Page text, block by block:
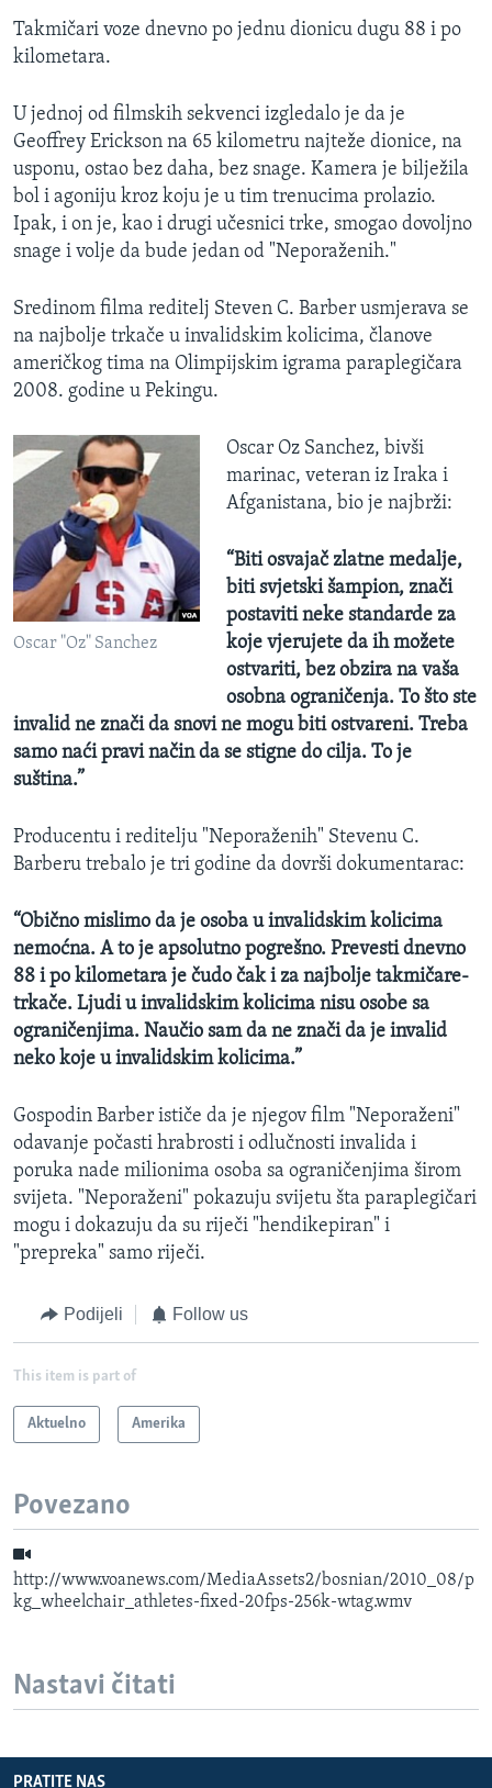
Takmičari voze dnevno po jednu dionicu dugu 88 i po
kilometara.
U jednoj od filmskih sekvenci izgledalo je da je
Geoffrey Erickson na 65 kilometru najteže dionice, na
usponu, ostao bez daha, bez snage. Kamera je bilježila
bol i agoniju kroz koju je u tim trenucima prolazio.
Ipak, i on je, kao i drugi učesnici trke, smogao dovoljno
snage i volje da bude jedan od "Neporaženih."
Sredinom filma reditelj Steven C. Barber usmjerava se
na najbolje trkače u invalidskim kolicima, članove
američkog tima na Olimpijskim igrama paraplegičara
2008. godine u Pekingu.
Oscar "Oz" Sanchez
Oscar Oz Sanchez, bivši
marinac, veteran iz Iraka i
Afganistana, bio je najbrži:
“Biti osvajač zlatne medalje,
biti svjetski šampion, znači
postaviti neke standarde za
koje vjerujete da ih možete
ostvariti, bez obzira na vaša
osobna ograničenja. To što ste
invalid ne znači da snovi ne mogu biti ostvareni. Treba
samo naći pravi način da se stigne do cilja. To je
suština.”
Producentu i reditelju "Neporaženih" Stevenu C.
Barberu trebalo je tri godine da dovrši dokumentarac:
“Obično mislimo da je osoba u invalidskim kolicima
nemoćna. A to je apsolutno pogrešno. Prevesti dnevno
88 i po kilometara je čudo čak i za najbolje takmičare-
trkače. Ljudi u invalidskim kolicima nisu osobe sa
ograničenjima. Naučio sam da ne znači da je invalid
neko koje u invalidskim kolicima.”
Gospodin Barber ističe da je njegov film "Neporaženi"
odavanje počasti hrabrosti i odlučnosti invalida i
poruka nade milionima osoba sa ograničenjima širom
svijeta. "Neporaženi" pokazuju svijetu šta paraplegičari
mogu i dokazuju da su riječi "hendikepiran" i
"prepreka" samo riječi.
Podijeli Follow us
This item is part of
Aktuelno Amerika
Povezano
http://www.voanews.com/MediaAssets2/bosnian/2010_08/p
kg_wheelchair_athletes-fixed-20fps-256k-wtag.wmv
Nastavi čitati
PRATITE NAS